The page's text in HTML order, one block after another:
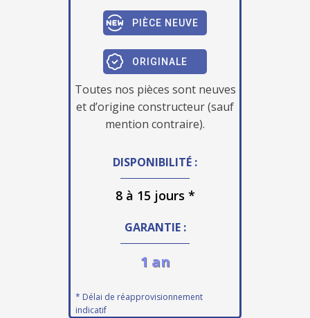
PIÈCE NEUVE
ORIGINALE
Toutes nos pièces sont neuves
et d’origine constructeur (sauf
mention contraire).
DISPONIBILITÉ :
8 à 15 jours *
GARANTIE :
1 an
* Délai de réapprovisionnement
indicatif